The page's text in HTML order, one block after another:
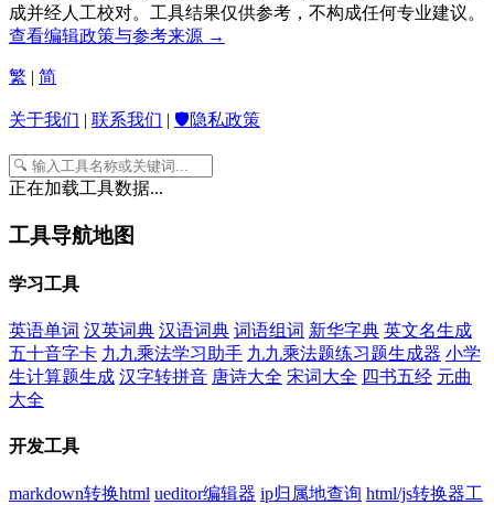
成并经人工校对。工具结果仅供参考，不构成任何专业建议。
查看编辑政策与参考来源 →
繁 | 简
关于我们 | 联系我们 | 🛡️隐私政策
正在加载工具数据...
工具导航地图
学习工具
英语单词 汉英词典 汉语词典 词语组词 新华字典 英文名生成
五十音字卡 九九乘法学习助手 九九乘法题练习题生成器 小学
生计算题生成 汉字转拼音 唐诗大全 宋词大全 四书五经 元曲
大全
开发工具
markdown转换html ueditor编辑器 ip归属地查询 html/js转换器工